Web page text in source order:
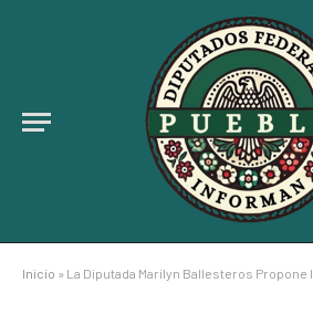
Inicio » La Diputada Marilyn Ballesteros Propone Incluir las Lenguas